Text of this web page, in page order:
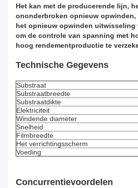
Het kan met de producerende lijn,
ononderbroken opnieuw opwinden,
het opnieuw opwinden uitwisseling
om de controle van spanning met
hoog rendementproductie te
Technische Gegevens
Substraat
Substraatbreedte
Substraatdikte
Elektriciteit
Windende diameter
Snelheid
Filmbreedte
Het verrichtingsscherm
Voeding
Concurrentievoordelen